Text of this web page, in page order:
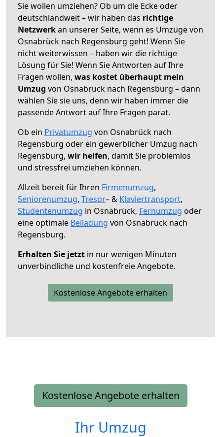
Sie wollen umziehen? Ob um die Ecke oder
deutschlandweit – wir haben das richtige
Netzwerkan unserer Seite, wenn es Umzüge von
Osnabrück nach Regensburg geht! Wenn Sie
nicht weiterwissen – haben wir die richtige
Lösung für Sie! Wenn Sie Antworten auf Ihre
Fragen wollen, was kostet überhaupt mein
Umzug von Osnabrück nach Regensburg – dann
wählen Sie sie uns, denn wir haben immer die
passende Antwort auf Ihre Fragen parat.
Ob ein Privatumzug von Osnabrück nach
Regensburg oder ein gewerblicher Umzug nach
Regensburg, wir helfen, damit Sie problemlos
und stressfrei umziehen können.
Allzeit bereit für Ihren Firmenumzug,
Seniorenumzug, Tresor– & Klaviertransport,
Studentenumzug in Osnabrück, Fernumzug oder
eine optimale Beiladung von Osnabrück nach
Regensburg.
Erhalten Sie jetzt in nur wenigen Minuten
unverbindliche und kostenfreie Angebote.
Kostenlose Angebote erhalten
Kostenlose Angebote erhalten
Ihr Umzug